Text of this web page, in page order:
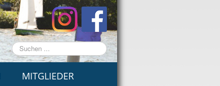
Suchen
...
MITGLIEDER